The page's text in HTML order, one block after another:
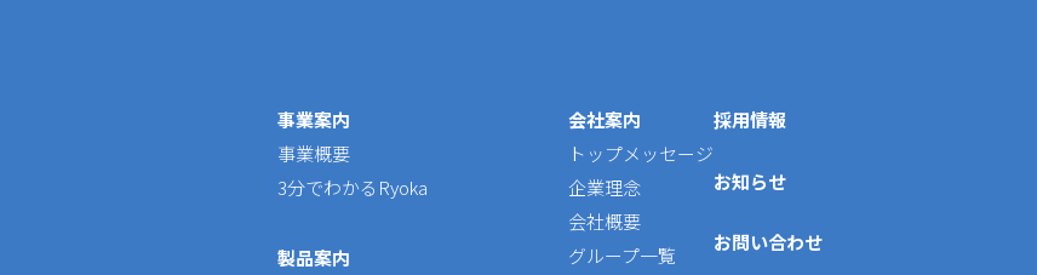
事業案内
事業概要
3分でわかるRyoka
製品案内
会社案内
トップメッセージ
企業理念
会社概要
グループ一覧
採用情報
お知らせ
お問い合わせ